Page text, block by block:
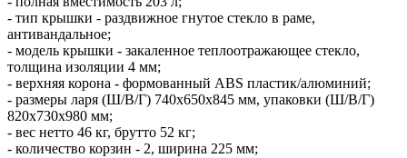
- тип крышки - раздвижное гнутое стекло в раме,
антивандальное;
- модель крышки - закаленное теплоотражающее стекло,
толщина изоляции 4 мм;
- верхняя корона - формованный ABS пластик/алюминий;
- размеры ларя (Ш/В/Г) 740х650х845 мм, упаковки (Ш/В/Г)
820х730х980 мм;
- вес нетто 46 кг, брутто 52 кг;
- количество корзин - 2, ширина 225 мм;